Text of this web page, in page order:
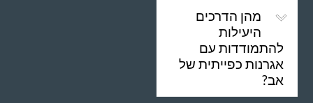
מהן הדרכים
היעילות
להתמודדות עם
אגרנות כפייתית של
אב?